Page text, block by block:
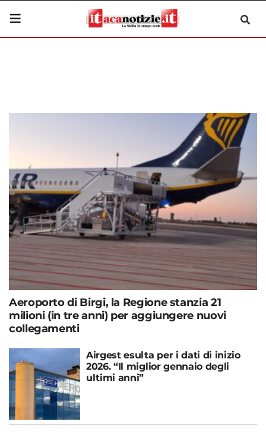
Aeroporto di Birgi, la Regione stanzia 21
milioni (in tre anni) per aggiungere nuovi
collegamenti
Airgest esulta per i dati di inizio
2026. “Il miglior gennaio degli
ultimi anni”